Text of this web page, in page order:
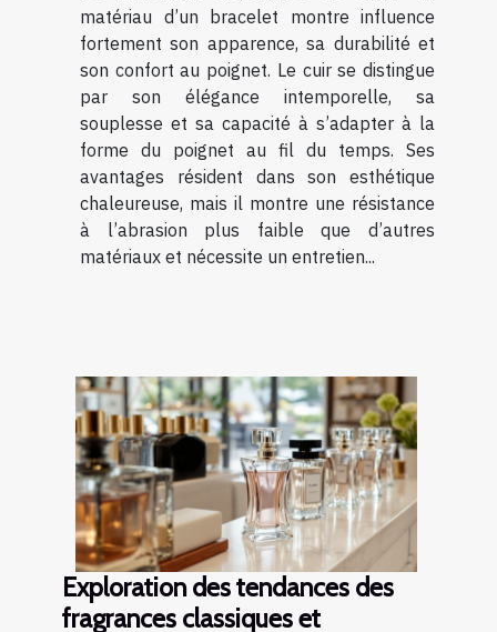
matériau d’un bracelet montre influence
fortement son apparence, sa durabilité et
son confort au poignet. Le cuir se distingue
par son élégance intemporelle, sa
souplesse et sa capacité à s’adapter à la
forme du poignet au fil du temps. Ses
avantages résident dans son esthétique
chaleureuse, mais il montre une résistance
à l’abrasion plus faible que d’autres
matériaux et nécessite un entretien...
Exploration des tendances des
fragrances classiques et